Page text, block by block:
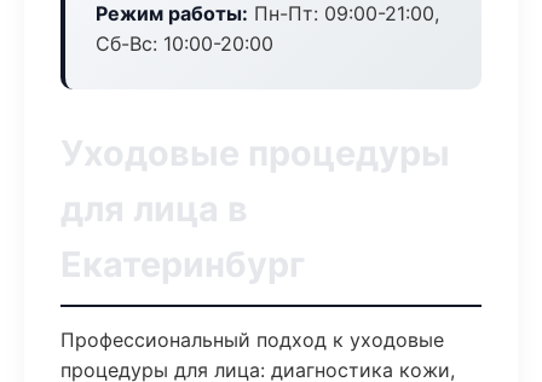
Режим работы: Пн-Пт: 09:00-21:00,
Сб-Вс: 10:00-20:00
Уходовые процедуры
для лица в
Екатеринбург
Профессиональный подход к уходовые
процедуры для лица: диагностика кожи,